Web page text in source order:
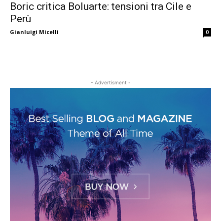
Boric critica Boluarte: tensioni tra Cile e
Perù
Gianluigi Micelli 0
- Advertisment -